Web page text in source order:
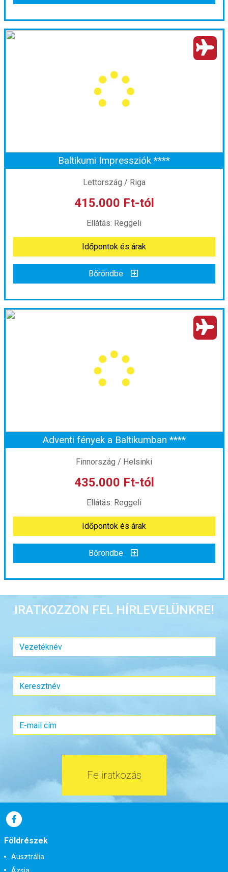
A Balti-tenger kincsei ****
Város:Helsinki
Utazás módja:
Repülővel
Ellátás:
Reggeli
Szálláskategória:Hotel ****
Időpont: 2026-09-08 | 5 éj
már 555.000 Ft-tól
Időpontok és árak
Bőröndbe
Baltikumi Impressziók ****
Lettország / Riga
415.000 Ft-tól
Ellátás: Reggeli
Időpontok és árak
Bőröndbe
Baltikumi Impressziók ****
Város:Riga
Utazás módja:
Repülővel
Ellátás:
Reggeli
Szálláskategória:Hotel ****
Időpont: 2026-10-22 | 4 éj
már 415.000 Ft-tól
Időpontok és árak
Bőröndbe
Adventi fények a Baltikumban ****
Finnország / Helsinki
435.000 Ft-tól
Ellátás: Reggeli
Időpontok és árak
Bőröndbe
Város:Helsinki
Kétágyas (két különálló ágyas) szoba
Időtartam:4 éj
már 435.000 Ft-tól
Időpontok és árak
IRATKOZZON FEL HÍRLEVELÜNKRE!
Feliratkozás
Földrészek
Ausztrália
Ázsia